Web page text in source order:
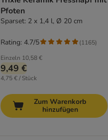
Pfoten
Sparset: 2 x 1,4 l, Ø 20 cm
Einzeln 10,58 €
9,49 €
4,75 € / Stück
Rating: 4.7/5 (1165)
Zum Warenkorb
hinzufügen